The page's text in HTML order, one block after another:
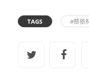
TAGS #蔡依